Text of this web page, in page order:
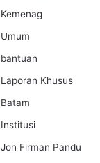
Kemenag
Umum
bantuan
Laporan Khusus
Batam
Institusi
Jon Firman Pandu